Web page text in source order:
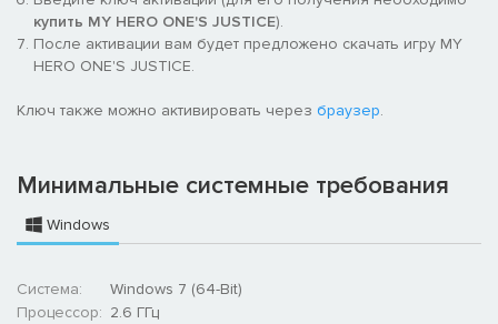
купить MY HERO ONE'S JUSTICE).
После активации вам будет предложено скачать игру MY
HERO ONE'S JUSTICE.
Ключ также можно активировать через браузер.
Минимальные системные требования
Windows
Система:
Windows 7 (64-Bit)
Процессор: 2.6 ГГц